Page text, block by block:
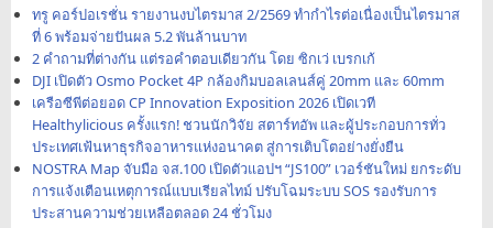
ทรู คอร์ปอเรชั่น รายงานงบไตรมาส 2/2569 ทำกำไรต่อเนื่องเป็นไตรมาส
ที่ 6 พร้อมจ่ายปันผล 5.2 พันล้านบาท
2 คำถามที่ต่างกัน แต่รอคำตอบเดียวกัน โดย ซิกเว่ เบรกเก้
DJI เปิดตัว Osmo Pocket 4P กล้องกิมบอลเลนส์คู่ 20mm และ 60mm
เครือซีพีต่อยอด CP Innovation Exposition 2026 เปิดเวที
Healthylicious ครั้งแรก! ชวนนักวิจัย สตาร์ทอัพ และผู้ประกอบการทั่ว
ประเทศเฟ้นหาธุรกิจอาหารแห่งอนาคต สู่การเติบโตอย่างยั่งยืน
NOSTRA Map จับมือ จส.100 เปิดตัวแอปฯ “JS100” เวอร์ชันใหม่ ยกระดับ
การแจ้งเตือนเหตุการณ์แบบเรียลไทม์ ปรับโฉมระบบ SOS รองรับการ
ประสานความช่วยเหลือตลอด 24 ชั่วโมง